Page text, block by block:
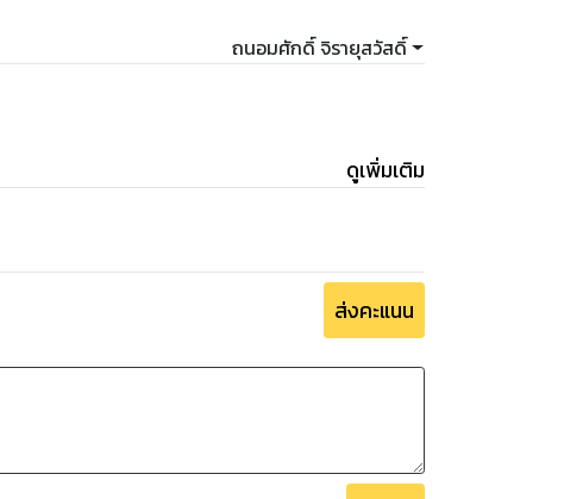
ถนอมศักดิ์ จิรายุสวัสดิ์
ดูเพิ่มเติม
ส่งคะแนน